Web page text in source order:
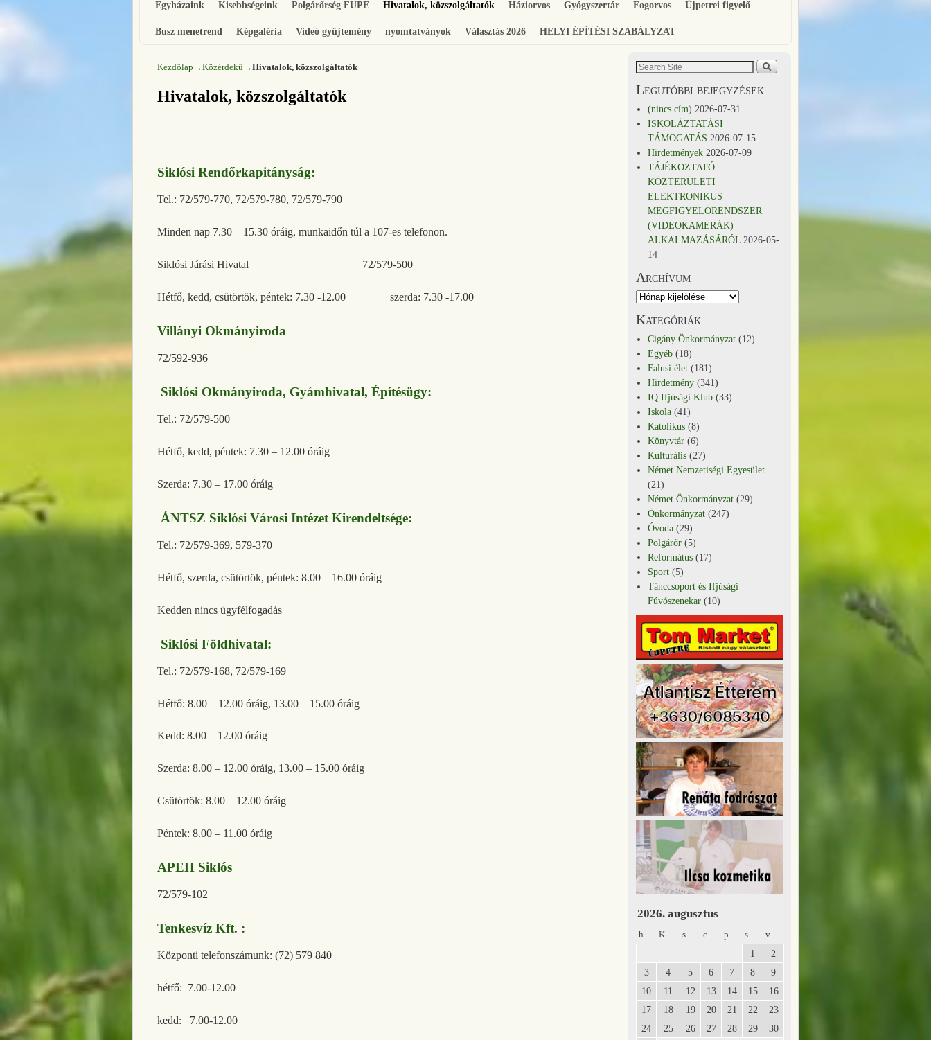
Egyházaink Kisebbségeink Polgárőrség FUPE Hivatalok, közszolgáltatók Háziorvos Gyógyszertár Fogorvos Újpetrei figyelő
Busz menetrend Képgaléria Videó gyűjtemény nyomtatványok Választás 2026 HELYI ÉPÍTÉSI SZABÁLYZAT
Kezdőlap →Közérdekű →Hivatalok, közszolgáltatók
Hivatalok, közszolgáltatók
Siklósi Rendőrkapitányság:
Tel.: 72/579-770, 72/579-780, 72/579-790
Minden nap 7.30 – 15.30 óráig, munkaidőn túl a 107-es telefonon.
Siklósi Járási Hivatal 72/579-500
Hétfő, kedd, csütörtök, péntek: 7.30 -12.00 szerda: 7.30 -17.00
Villányi Okmányiroda
72/592-936
Siklósi Okmányiroda, Gyámhivatal, Építésügy:
Tel.: 72/579-500
Hétfő, kedd, péntek: 7.30 – 12.00 óráig
Szerda: 7.30 – 17.00 óráig
ÁNTSZ Siklósi Városi Intézet Kirendeltsége:
Tel.: 72/579-369, 579-370
Hétfő, szerda, csütörtök, péntek: 8.00 – 16.00 óráig
Kedden nincs ügyfélfogadás
Siklósi Földhivatal:
Tel.: 72/579-168, 72/579-169
Hétfő: 8.00 – 12.00 óráig, 13.00 – 15.00 óráig
Kedd: 8.00 – 12.00 óráig
Szerda: 8.00 – 12.00 óráig, 13.00 – 15.00 óráig
Csütörtök: 8.00 – 12.00 óráig
Péntek: 8.00 – 11.00 óráig
APEH Siklós
72/579-102
Tenkesvíz Kft. :
Központi telefonszámunk: (72) 579 840
hétfő: 7.00-12.00
kedd: 7.00-12.00
Legutóbbi bejegyzések
(nincs cím) 2026-07-31
ISKOLÁZTATÁSI
TÁMOGATÁS 2026-07-15
Hirdetmények 2026-07-09
TÁJÉKOZTATÓ
KÖZTERÜLETI
ELEKTRONIKUS
MEGFIGYELÖRENDSZER
(VIDEOKAMERÁK)
ALKALMAZÁSÁRÓL 2026-05-
14
Archívum
Kategóriák
Cigány Önkormányzat (12)
Egyéb (18)
Falusi élet (181)
Hirdetmény (341)
IQ Ifjúsági Klub (33)
Iskola (41)
Katolikus (8)
Könyvtár (6)
Kulturális (27)
Német Nemzetiségi Egyesület
(21)
Német Önkormányzat (29)
Önkormányzat (247)
Óvoda (29)
Polgárőr (5)
Református (17)
Sport (5)
Tánccsoport és Ifjúsági
Fúvószenekar (10)
2026. augusztus
h K s c p s v
1
2
3
4 5 6 7 8
9
10
11 12 13 14 15
16
17
18 19 20 21 22
23
24
25 26 27 28 29
30